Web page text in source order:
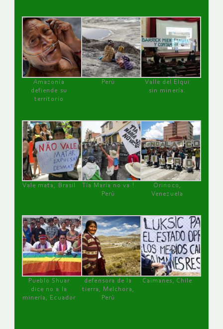
Amazonía
defiende su
territorio
Perú
Valle del Elqui
sin minería.
Vale mata, Brasil
Tía María no va !
Perú
Orinoco,
Venezuela
Pueblo Shuar
dice no a la
minería, Ecuador
defensora de la
tierra, Melchora,
Perú
Caimanes, Chile